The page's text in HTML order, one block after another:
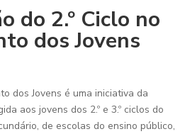
do 2.º Ciclo no
dos Jovens
Jovens é uma iniciativa da
aos jovens dos 2.º e 3.º ciclos do
de escolas do ensino público,